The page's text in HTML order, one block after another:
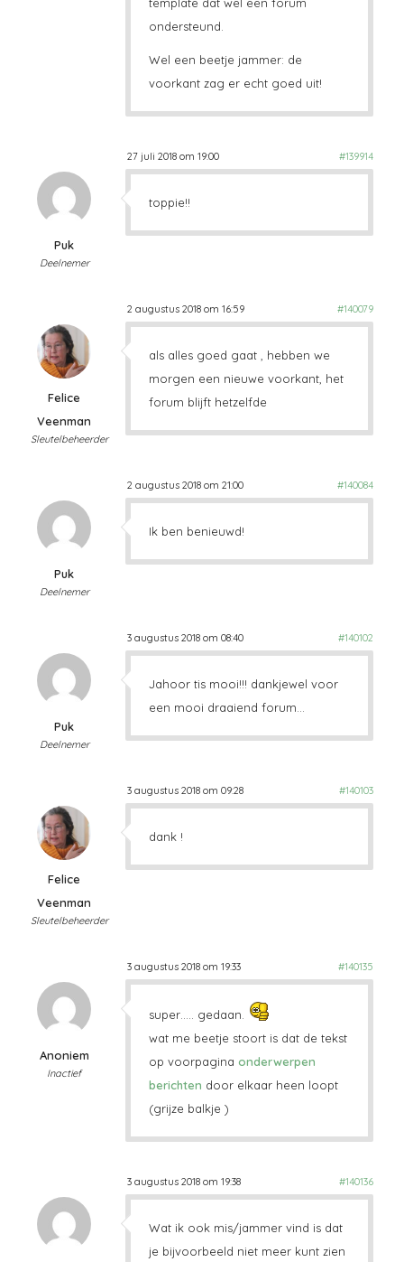
ondersteund.
Wel een beetje jammer: de
voorkant zag er echt goed uit!
27 juli 2018 om 19:00 #139914
Puk
Deelnemer
toppie!!
2 augustus 2018 om 16:59 #140079
Felice
Veenman
Sleutelbeheerder
als alles goed gaat , hebben we
morgen een nieuwe voorkant, het
forum blijft hetzelfde
2 augustus 2018 om 21:00 #140084
Puk
Deelnemer
Ik ben benieuwd!
3 augustus 2018 om 08:40 #140102
Puk
Deelnemer
Jahoor tis mooi!!! dankjewel voor
een mooi draaiend forum…
3 augustus 2018 om 09:28 #140103
Felice
Veenman
Sleutelbeheerder
dank !
3 augustus 2018 om 19:33 #140135
Anoniem
Inactief
super….. gedaan.
wat me beetje stoort is dat de tekst
op voorpagina onderwerpen
berichten door elkaar heen loopt
(grijze balkje )
3 augustus 2018 om 19:38 #140136
Wat ik ook mis/jammer vind is dat
je bijvoorbeeld niet meer kunt zien